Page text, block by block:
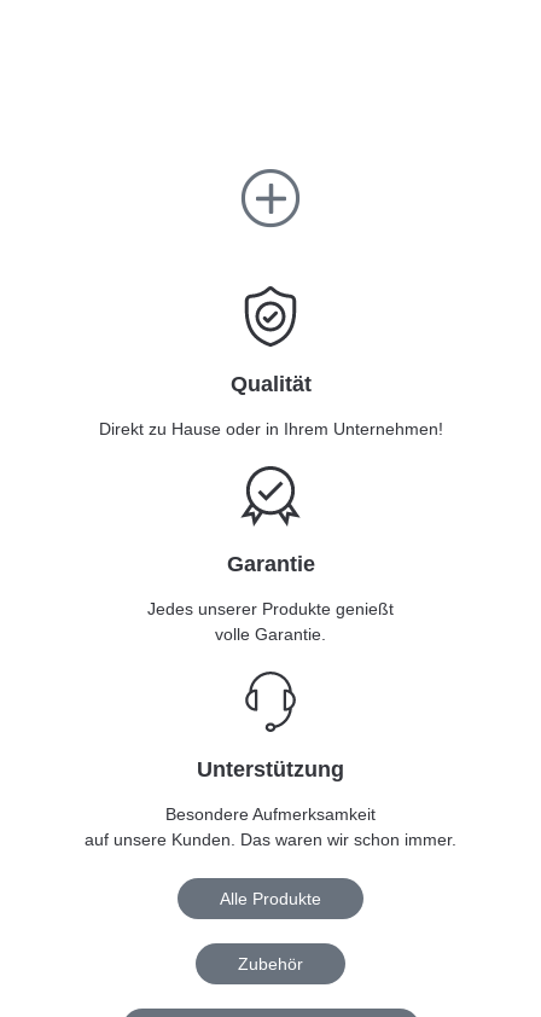
Qualität
Direkt zu Hause oder in Ihrem Unternehmen!
Garantie
Jedes unserer Produkte genießt
volle Garantie.
Unterstützung
Besondere Aufmerksamkeit
auf unsere Kunden. Das waren wir schon immer.
Alle Produkte
Zubehör